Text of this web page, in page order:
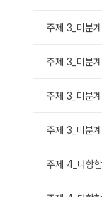
주제 3_미분
주제 3_미분
주제 3_미분
주제 3_미분
주제 4_다항